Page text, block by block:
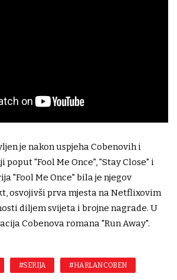
je nakon uspjeha Cobenovih i
"Fool Me Once", "Stay Close" i
"Fool Me Once" bila je njegov
osvojivši prva mjesta na Netflixovim
diljem svijeta i brojne nagrade. U
Cobenova romana "Run Away".
#SERIJA #HARLAN COBEN